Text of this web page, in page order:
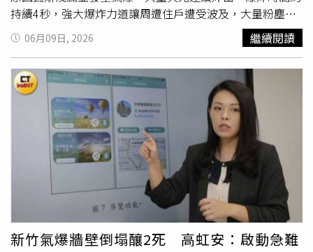
論，是否應檢討列管門檻與保險制度，避免類似事件發生後
受害者陷入求償困境，成為關注焦點。對此，新竹市長高虹
安表示，市府已責成民政處、社會處及東區區公所啟動關懷
與安置機制，主動聯繫傷者及家屬，協助醫療照護、急難救
助、臨時安置及後續社福資源，希望在第一時間提供受災民
眾必要協助，陪伴家屬度過難關。
持續4秒，強大爆炸力道讓周遭住戶遭受波及，大量粉塵、
磚瓦和玻璃碎片等散落一地，現場宛如戰場。而吳姓夫妻的
麵包店就在便當店旁邊，案發時2人在二樓睡覺，被倒塌的
磚瓦和雜物壓住，搜救人員發現2人時，他們已無生命跡
象，緊急送醫後仍宣告不治，還有2人遭氣爆波及而受傷。
老夫妻鄰居難過表示，該麵包店在當地經營超過40年，夫妻
倆鶼鰈情深，時常結伴出遊外，還與人為善、熱心助人，並
有在做公益活動，是街坊眼中的「大好人」，沒想到會因意
外離世。新竹市長高虹安也指示市府全力投入災後安置後復
原，她表示，工務處正針對建物進行結構安全評估，確認氣
爆後的居住安全，消防局和現場鑑識團隊也進行證據保存、
現場蒐證，以協助
受災戶進行後續保險理賠和求償，各局處
也在現場提供諮詢，務必在第一時間幫助受害者。
06月09日, 2026 繼續閱讀
新竹氣爆牆壁倒塌釀2死 高虹安：啟動急難